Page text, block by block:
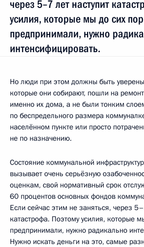
через 5–7 лет наступит
усилия, которые мы до сих пор
предпринимали, нужно
интенсифицировать.
Но люди при этом должны быть
которые они собирают, пошли на ремонт
именно их дома, а не были тонким
по беспредельного размера
населённом пункте или просто
не по назначению.
Состояние коммунальной
вызывает очень серьёзную
оценкам, свой нормативный срок
60 процентов основных фондов
Если сейчас этим не заняться, через
катастрофа. Поэтому усилия, которые
предпринимали, нужно радикально
Нужно искать деньги на это, самые